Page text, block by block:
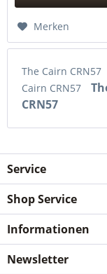
Merken
The Cairn CRN57
Cairn CRN57
CRN57
Service
Shop Service
Informationen
Newsletter